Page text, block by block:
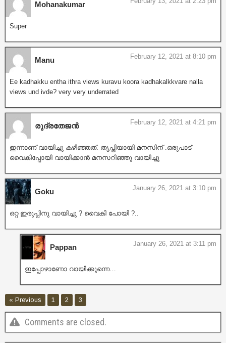
Mohanakumar
Super
Manu February 12, 2021 at 8:10 pm
Ee kadhakku entha ithra views kuravu koora kadhakalkkvare nalla
views und ivde? very very underrated
രുദ്രതേജൻ February 12, 2021 at 4:21 pm
ഇന്നാണ് വായിച്ചു കഴിഞ്ഞത്. തൃപ്തിയായി മനസിന് .ഒരുപാട്
വൈകിപ്പോയി വായിക്കാൻ മനസറിഞ്ഞു വായിച്ചു
Goku January 26, 2021 at 3:10 pm
ഒറ്റ ഇരുപ്പിനു വായിച്ചു ? വൈകി പോയി ?..
Pappan January 26, 2021 at 3:11 pm
ഇപ്പോഴാണോ വായിക്കുന്നെ…
« Previous 1 2 3
Comments are closed.